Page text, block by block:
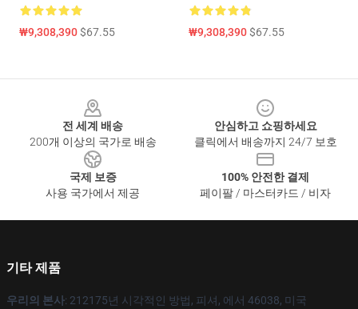
₩9,308,390$67.55 ₩9,308,390$67.55
전 세계 배송
200개 이상의 국가로 배송
안심하고 쇼핑하세요
클릭에서 배송까지 24/7 보호
국제 보증
사용 국가에서 제공
100% 안전한 결제
페이팔 / 마스터카드 / 비자
기타 제품
우리의 본사: 212175년 시각적인 방법, 피셔, 에서 46038, 미국